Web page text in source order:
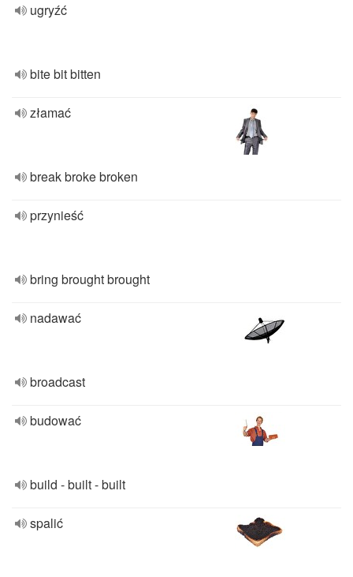
ugryźć
bite bit bitten
złamać
break broke broken
przynieść
bring brought brought
nadawać
broadcast
budować
build - built - built
spalić